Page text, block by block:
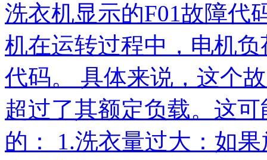
洗衣机显示的F01故障代
机在运转过程中，电机
代码。 具体来说，这个
超过了其额定负载。这
的： 1.洗衣量过大：如